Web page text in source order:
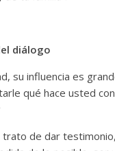
diálogo
su influencia es
qué hace usted
trato de dar